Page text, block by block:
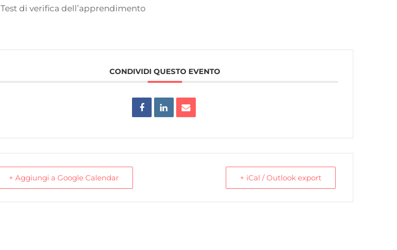
Test di verifica dell’apprendimento
CONDIVIDI QUESTO EVENTO
+ Aggiungi a Google Calendar + iCal / Outlook export